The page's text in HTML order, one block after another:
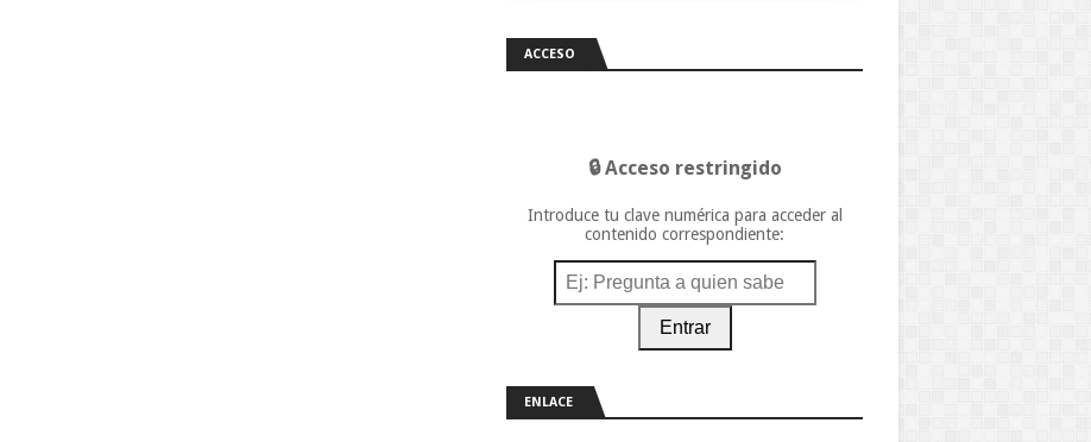
ACCESO
🔒 Acceso restringido
Introduce tu clave numérica para acceder al
contenido correspondiente:
Entrar
ENLACE